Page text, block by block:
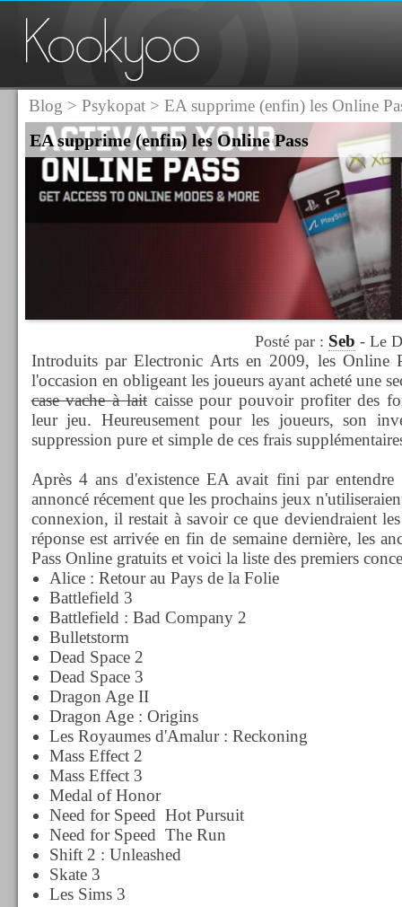
Blog > Psykopat> EA supprime (enfin) les Online
EA supprime (enfin) les Online Pass
Posté par : Seb - Le
Introduits par Electronic Arts en 2009, les Online
l'occasion en obligeant les joueurs ayant acheté une
casevache à laitcaisse pour pouvoir profiter des
leur jeu. Heureusement pour les joueurs, son
suppression pure et simple de ces frais
Après 4 ans d'existence EA avait fini par
annoncé récement que les prochains jeux
connexion, il restait à savoir ce que deviendraient
réponse est arrivée en fin de semaine dernière, les
Pass Online gratuits et voici la liste des premiers
Alice : Retour au Pays de la Folie
Battlefield 3
Battlefield : Bad Company 2
Bulletstorm
Dead Space 2
Dead Space 3
Dragon Age II
Dragon Age : Origins
Les Royaumes d'Amalur : Reckoning
Mass Effect 2
Mass Effect 3
Medal of Honor
Need for Speed Hot Pursuit
Need for Speed The Run
Shift 2 : Unleashed
Skate 3
Les Sims 3